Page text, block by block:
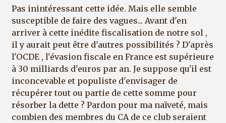
Pas inintéressant cette idée. Mais elle semble
susceptible de faire des vagues... Avant d'en
arriver à cette inédite fiscalisation de notre sol ,
il y aurait peut être d'autres possibilités ? D'après
l'OCDE , l'évasion fiscale en France est supérieure
à 30 milliards d'euros par an. Je suppose qu'il est
inconcevable et populiste d'envisager de
récupérer tout ou partie de cette somme pour
résorber la dette ? Pardon pour ma naïveté, mais
combien des membres du CA de ce club seraient